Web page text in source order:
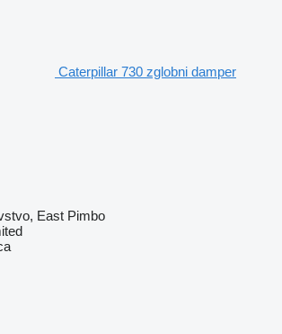
Caterpillar 730 zglobni damper
East Pimbo